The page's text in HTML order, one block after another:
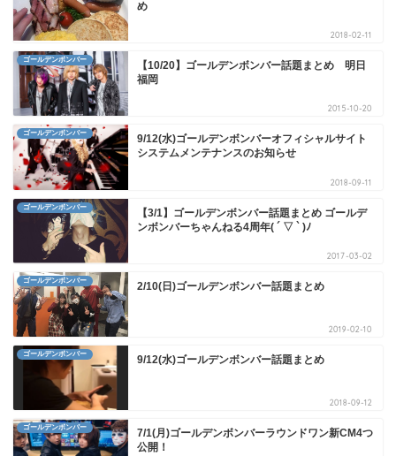
め
2018-02-11
ゴールデンボンバー
【10/20】ゴールデンボンバー話題まとめ 明日
福岡
2015-10-20
ゴールデンボンバー
9/12(水)ゴールデンボンバーオフィシャルサイト
システムメンテナンスのお知らせ
2018-09-11
ゴールデンボンバー
【3/1】ゴールデンボンバー話題まとめ ゴールデ
ンボンバーちゃんねる4周年( ´ ▽ ` )ﾉ
2017-03-02
ゴールデンボンバー 2/10(日)ゴールデンボンバー話題まとめ
2019-02-10
ゴールデンボンバー 9/12(水)ゴールデンボンバー話題まとめ
2018-09-12
ゴールデンボンバー
7/1(月)ゴールデンボンバーラウンドワン新CM4つ
公開！